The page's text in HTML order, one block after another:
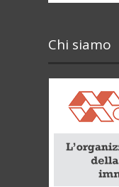
Chi siamo